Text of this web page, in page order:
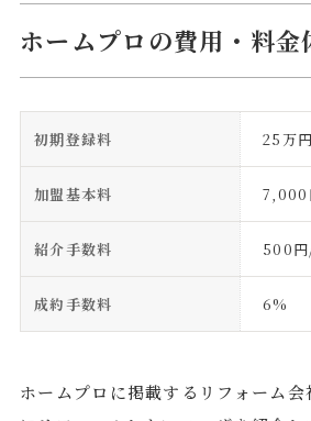
ホームプロの費用・料金
初期登録料 25万円
加盟基本料 7,000
紹介手数料 500
成約手数料 6%
ホームプロに掲載するリフォーム